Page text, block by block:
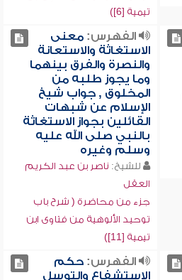
تيمية [6])
الفهرس:معنى
الاستغاثة والاستعانة
والنصرة والفرق بينهما
وما يجوز طلبه من
المخلوق , جواب شيخ
الإسلام عن شبهات
القائلين بجواز الاستغاثة
بالنبي صلى الله عليه
وسلم وغيره
للشيخ: ناصر بن عبد الكريم
العقل
جزء من محاضرة ( شرح باب
توحيد الألوهية من فتاوى ابن
تيمية [11])
الفهرس:حكم
الاستشفاع والتوسل